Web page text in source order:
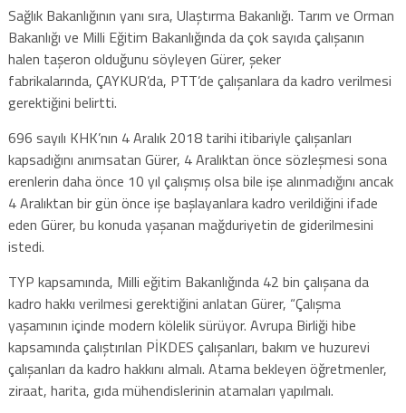
Sağlık Bakanlığının yanı sıra, Ulaştırma Bakanlığı. Tarım ve Orman
Bakanlığı ve Milli Eğitim Bakanlığında da çok sayıda çalışanın
halen taşeron olduğunu söyleyen Gürer, şeker
fabrikalarında, ÇAYKUR’da, PTT’de çalışanlara da kadro verilmesi
gerektiğini belirtti.
696 sayılı KHK’nın 4 Aralık 2018 tarihi itibariyle çalışanları
kapsadığını anımsatan Gürer, 4 Aralıktan önce sözleşmesi sona
erenlerin daha önce 10 yıl çalışmış olsa bile işe alınmadığını ancak
4 Aralıktan bir gün önce işe başlayanlara kadro verildiğini ifade
eden Gürer, bu konuda yaşanan mağduriyetin de giderilmesini
istedi.
TYP kapsamında, Milli eğitim Bakanlığında 42 bin çalışana da
kadro hakkı verilmesi gerektiğini anlatan Gürer, “Çalışma
yaşamının içinde modern kölelik sürüyor. Avrupa Birliği hibe
kapsamında çalıştırılan PİKDES çalışanları, bakım ve huzurevi
çalışanları da kadro hakkını almalı. Atama bekleyen öğretmenler,
ziraat, harita, gıda mühendislerinin atamaları yapılmalı.